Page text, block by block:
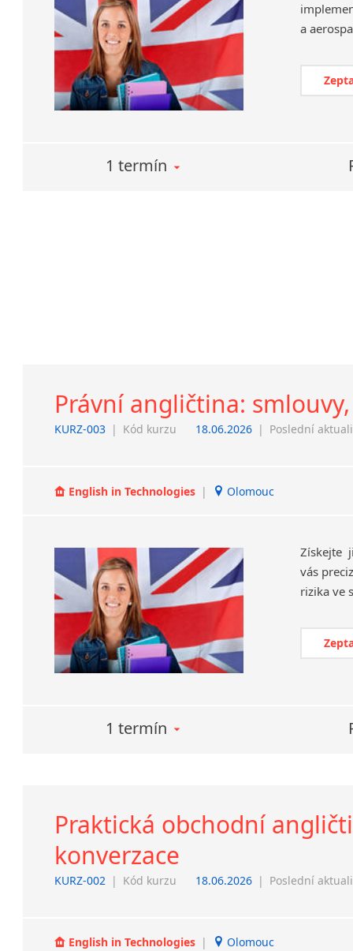
1 termín
Právní angličtina:
KURZ-003 | Kód kurzu 18.06.2026 | Poslední
English in Technologies | Olomouc
Získejte
vás
1 termín
Praktická obchodní
konverzace
KURZ-002 | Kód kurzu 18.06.2026 | Poslední
English in Technologies | Olomouc